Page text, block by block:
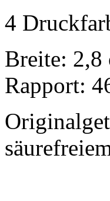
4
Breite: 2,8
Rapport: